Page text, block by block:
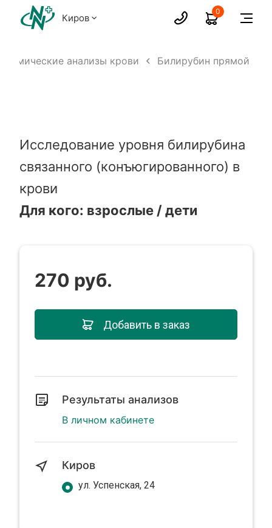
Киров
0
анализы крови Билирубин прямой
Исследование уровня билирубина
связанного (конъюгированного) в
крови
Для кого: взрослые / дети
270 руб.
Добавить в заказ
Результаты анализов
В личном кабинете
Киров
ул. Успенская, 24